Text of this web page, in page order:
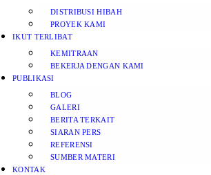
DISTRIBUSI HIBAH
PROYEK KAMI
IKUT TERLIBAT
KEMITRAAN
BEKERJA DENGAN KAMI
PUBLIKASI
BLOG
GALERI
BERITA TERKAIT
SIARAN PERS
REFERENSI
SUMBER MATERI
KONTAK